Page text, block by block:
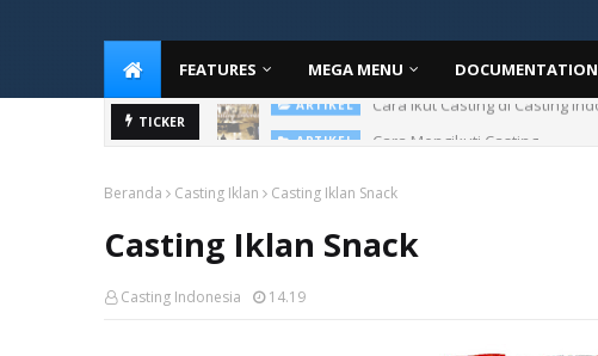
FEATURES MEGA MENU DOCUMENTATION
TICKER Cara Mengikuti Casting
Beranda Casting Iklan Casting Iklan Snack
Casting Iklan Snack
Casting Indonesia 14.19